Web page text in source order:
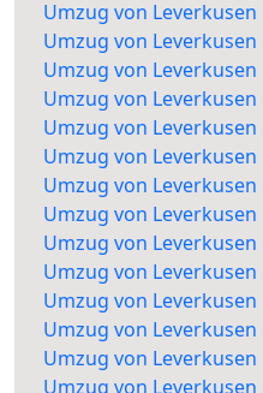
Umzug von
Umzug von
Umzug von Leverkusen
Umzug von Leverkusen
Umzug von Leverkusen
Umzug von Leverkusen
Umzug von
Umzug von
Umzug von
Umzug von
Umzug von
Umzug von
Umzug von Leverkusen
Umzug von Leverkusen